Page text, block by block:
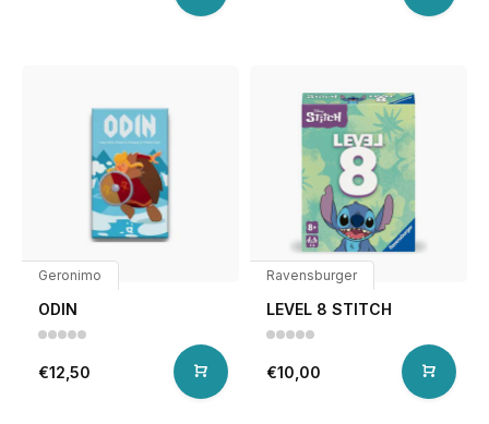
Geronimo
ODIN
€12,50
Ravensburger
LEVEL 8 STITCH
€10,00